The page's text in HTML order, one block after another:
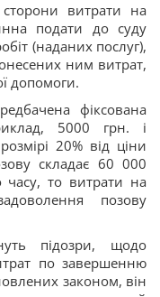
витрати на
подати до суду
(наданих послуг),
ним витрат,
допомоги.
фіксована
5000 грн. і
20% від ціни
складає 60 000
часу, то витрати на
позову
підозри, щодо
по завершенню
законом, він